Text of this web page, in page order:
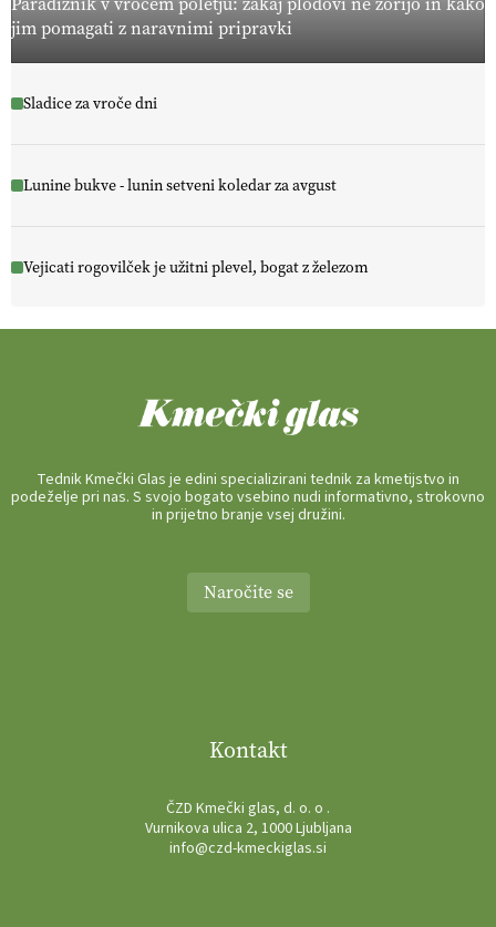
jim pomagati z naravnimi pripravki
Sladice za vroče dni
Lunine bukve - lunin setveni koledar za avgust
Vejicati rogovilček je užitni plevel, bogat z železom
Tednik Kmečki Glas je edini specializirani tednik za kmetijstvo in
podeželje pri nas. S svojo bogato vsebino nudi informativno, strokovno
in prijetno branje vsej družini.
Naročite se
Kontakt
ČZD Kmečki glas, d. o. o .
Vurnikova ulica 2, 1000 Ljubljana
info@czd-kmeckiglas.si